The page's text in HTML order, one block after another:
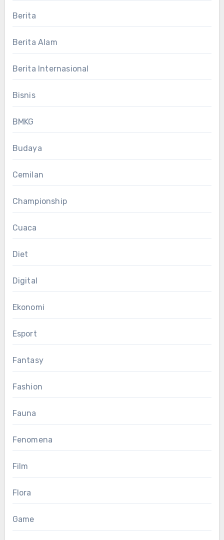
Berita
Berita Alam
Berita Internasional
Bisnis
BMKG
Budaya
Cemilan
Championship
Cuaca
Diet
Digital
Ekonomi
Esport
Fantasy
Fashion
Fauna
Fenomena
Film
Flora
Game